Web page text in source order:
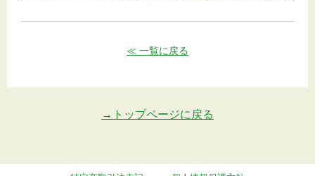
≪ 一覧に戻る
→トップページに戻る